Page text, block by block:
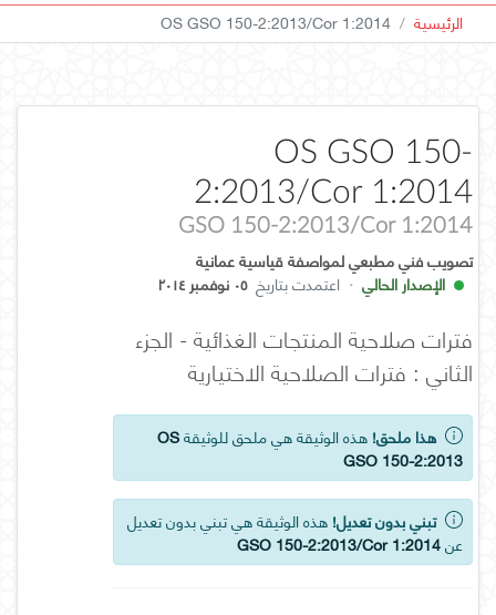
الرئيسية OS GSO 150-2:2013/Cor 1:2014
OS GSO 150-
2:2013/Cor 1:2014
GSO 150-2:2013/Cor 1:2014
تصويب فني مطبعي لمواصفة قياسية عمانية
الإصدار الحالي · اعتمدت بتاريخ ٠٥ نوفمبر ٢٠١٤
فترات صلاحية المنتجات الغذائية - الجزء
الثاني : فترات الصلاحية الاختيارية
هذا ملحق! هذه الوثيقة هي ملحق للوثيقةOS
GSO 150-2:2013
تبني بدون تعديل! هذه الوثيقة هي تبني بدون تعديل
عنGSO 150-2:2013/Cor 1:2014